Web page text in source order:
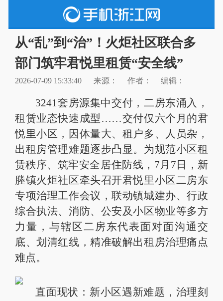
从“乱”到“治”！火炬社区联合多
部门筑牢君悦里租赁“安全线”
2026-07-09 15:33:40 来源： 作者： 编辑：
3241套房源集中交付，二房东涌入，
租赁业态快速成型……交付仅六个月的君
悦里小区，因体量大、租户多、人员杂，
出租房管理难题逐步凸显。为规范小区租
赁秩序、筑牢安全居住防线，7月7日，新
塍镇火炬社区牵头召开君悦里小区二房东
专项治理工作会议，联动镇城建办、行政
综合执法、消防、公安及小区物业等多方
力量，与辖区二房东代表面对面沟通交
底、划清红线，精准破解出租房治理痛点
难点。
直面现状：新小区遇新难题，治理刻